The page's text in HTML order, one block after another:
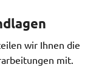
wir Ihnen die
mit.